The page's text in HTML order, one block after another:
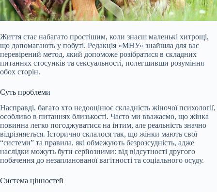
Життя стає набагато простішим, коли знаєш маленькі хитрощі,
що допомагають у побуті. Редакція «МНУ» знайшла для вас
перевірений метод, який допоможе розібратися в складних
питаннях стосунків та сексуальності, полегшивши розуміння
обох сторін.
Суть проблеми
Насправді, багато хто недооцінює складність жіночої психології,
особливо в питаннях близькості. Часто ми вважаємо, що жінка
повинна легко погоджуватися на інтим, але реальність значно
відрізняється. Історично склалося так, що жінки мають свої
“системи” та правила, які обмежують безрозсудність, адже
наслідки можуть бути серйозними: від відсутності другого
побачення до незапланованої вагітності та соціального осуду.
Система цінностей